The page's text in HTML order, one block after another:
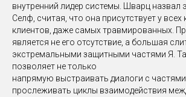
внутренний лидер системы. Шварц назвал
Селф, считая, что она присутствует у всех
клиентов, даже самых травмированных.
является не его отсутствие, а большая
экстремальными защитными частями Я.
позволяет не только
напрямую выстраивать диалоги с
прослеживать циклы взаимодействия